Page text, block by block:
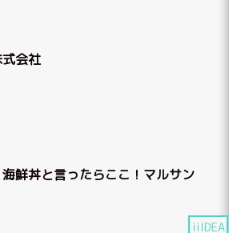
iiIDEA
会社
鮮丼と言ったらここ！マルサン